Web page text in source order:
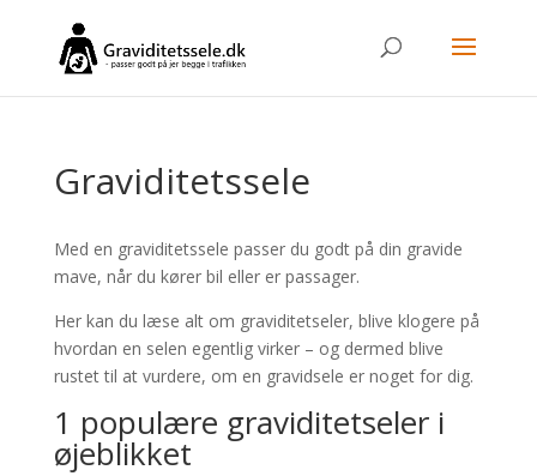
Graviditetssele
Med en graviditetssele passer du godt på din gravide
mave, når du kører bil eller er passager.
Her kan du læse alt om graviditetseler, blive klogere på
hvordan en selen egentlig virker – og dermed blive
rustet til at vurdere, om en gravidsele er noget for dig.
1 populære graviditetseler i
øjeblikket